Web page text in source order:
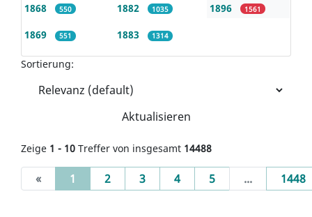
1868 550
1869 551
1882 1035
1883 1314
1896 1561
Sortierung:
Aktualisieren
Zeige 1 - 10 Treffer von insgesamt 14488
« 1 (current)
2 3 4 5 ... 1448